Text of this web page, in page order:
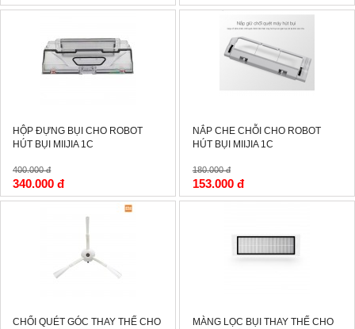
HỘP ĐỰNG BỤI CHO ROBOT
HÚT BỤI MIIJIA 1C
400.000 đ
340.000 đ
NẮP CHE CHỖI CHO ROBOT
HÚT BỤI MIIJIA 1C
180.000 đ
153.000 đ
CHỔI QUÉT GÓC THAY THẾ CHO
MÀNG LỌC BỤI THAY THẾ CHO